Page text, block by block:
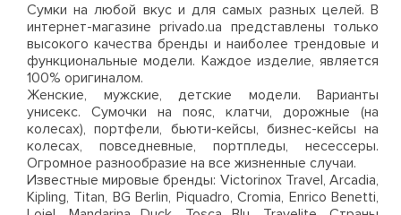
Сумки на любой вкус и для самых разных целей. В
интернет-магазине privado.ua представлены только
высокого качества бренды и наиболее трендовые и
функциональные модели. Каждое изделие, является
100% оригиналом.
Женские, мужские, детские модели. Варианты
унисекс. Сумочки на пояс, клатчи, дорожные (на
колесах), портфели, бьюти-кейсы, бизнес-кейсы на
колесах, повседневные, портпледы, несессеры.
Огромное разнообразие на все жизненные случаи.
Известные мировые бренды: Victorinox Travel, Arcadia,
Kipling, Titan, BG Berlin, Piquadro, Cromia, Enrico Benetti,